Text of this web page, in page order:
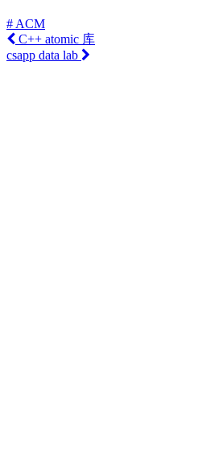
# ACM
C++ atomic 库
csapp data lab